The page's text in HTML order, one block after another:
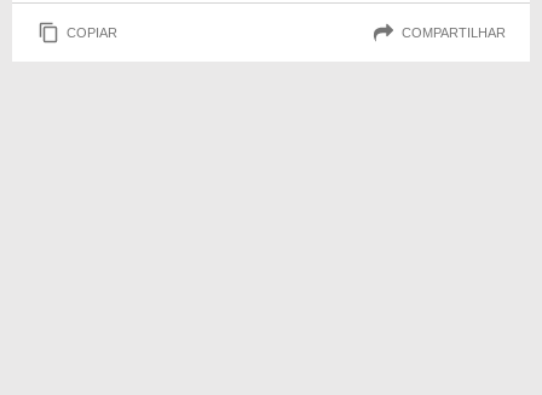
COPIAR COMPARTILHAR